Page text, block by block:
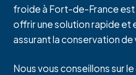
froide à Fort-de-France est
offrir une solution rapide et
assurant la conservation
Nous vous conseillons sur le